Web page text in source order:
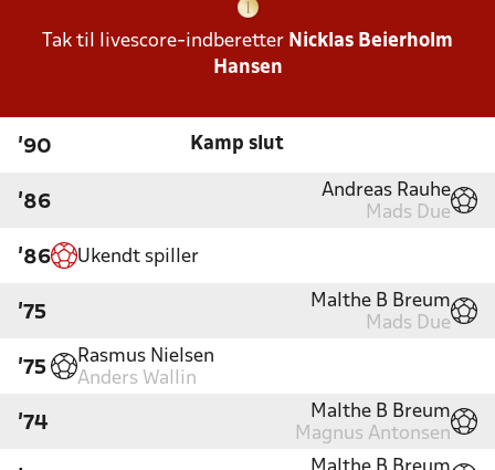
Tak til livescore-indberetter Nicklas Beierholm
Hansen
'90 Kamp slut
'86
Andreas Rauhe
Mads Due
'86 Ukendt spiller
'75
Malthe B Breum
Mads Due
'75
Rasmus Nielsen
Anders Wallin
'74
Malthe B Breum
Magnus Antonsen